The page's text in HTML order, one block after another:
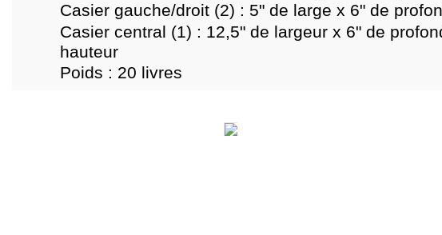
Casier gauche/droit (2) : 5" de large x 6" de
Casier central (1) : 12,5" de largeur x 6" de
hauteur
Poids : 20 livres